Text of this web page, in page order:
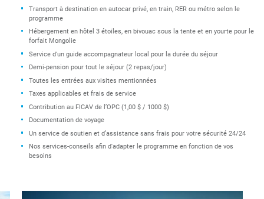
Transport à destination en autocar privé, en train, RER ou métro selon le
programme
Hébergement en hôtel 3 étoiles, en bivouac sous la tente et en yourte pour le
forfait Mongolie
Service d'un guide accompagnateur local pour la durée du séjour
Demi-pension pour tout le séjour (2 repas/jour)
Toutes les entrées aux visites mentionnées
Taxes applicables et frais de service
Contribution au FICAV de l’OPC (1,00 $ / 1000 $)
Documentation de voyage
Un service de soutien et d’assistance sans frais pour votre sécurité 24/24
Nos services-conseils afin d'adapter le programme en fonction de vos
besoins